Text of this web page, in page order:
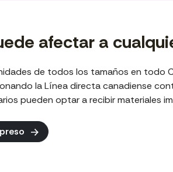
afectar a
de todos los tamaños en todo
la Línea directa canadiense
pueden optar arecibir materiales